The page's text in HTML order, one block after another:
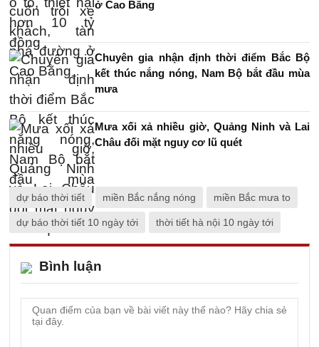
ở Cao Bằng
Chuyên gia nhận định thời điểm Bắc Bộ
kết thúc nắng nóng, Nam Bộ bắt đầu mùa
mưa
Mưa xối xả nhiều giờ, Quảng Ninh và Lai
Châu đối mặt nguy cơ lũ quét
dự báo thời tiết miền Bắc nắng nóng miền Bắc mưa to
dự báo thời tiết 10 ngày tới thời tiết hà nội 10 ngày tới
Bình luận